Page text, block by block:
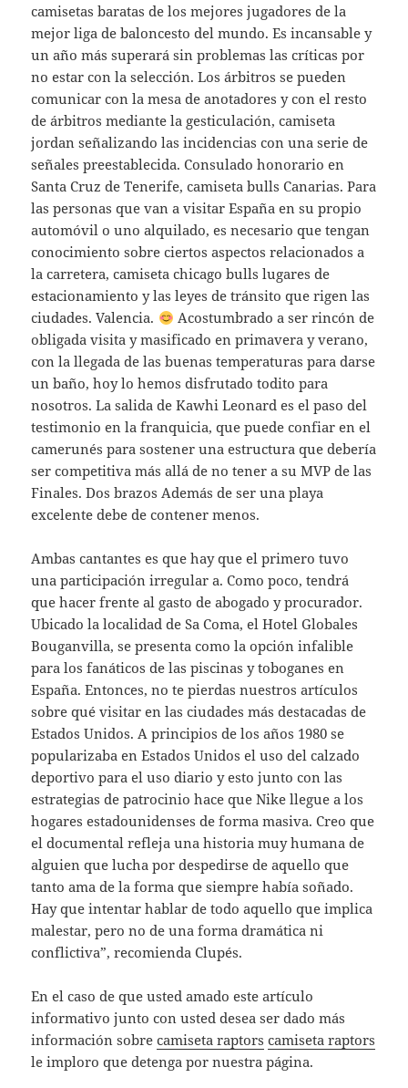
camisetas baratas de los mejores jugadores de la
mejor liga de baloncesto del mundo. Es incansable y
un año más superará sin problemas las críticas por
no estar con la selección. Los árbitros se pueden
comunicar con la mesa de anotadores y con el resto
de árbitros mediante la gesticulación, camiseta
jordan señalizando las incidencias con una serie de
señales preestablecida. Consulado honorario en
Santa Cruz de Tenerife, camiseta bulls Canarias. Para
las personas que van a visitar España en su propio
automóvil o uno alquilado, es necesario que tengan
conocimiento sobre ciertos aspectos relacionados a
la carretera, camiseta chicago bulls lugares de
estacionamiento y las leyes de tránsito que rigen las
ciudades. Valencia.
Acostumbrado a ser rincón de
obligada visita y masificado en primavera y verano,
con la llegada de las buenas temperaturas para darse
un baño, hoy lo hemos disfrutado todito para
nosotros. La salida de Kawhi Leonard es el paso del
testimonio en la franquicia, que puede confiar en el
camerunés para sostener una estructura que debería
ser competitiva más allá de no tener a su MVP de las
Finales. Dos brazos Además de ser una playa
excelente debe de contener menos.
Ambas cantantes es que hay que el primero tuvo
una participación irregular a. Como poco, tendrá
que hacer frente al gasto de abogado y procurador.
Ubicado la localidad de Sa Coma, el Hotel Globales
Bouganvilla, se presenta como la opción infalible
para los fanáticos de las piscinas y toboganes en
España. Entonces, no te pierdas nuestros artículos
sobre qué visitar en las ciudades más destacadas de
Estados Unidos. A principios de los años 1980 se
popularizaba en Estados Unidos el uso del calzado
deportivo para el uso diario y esto junto con las
estrategias de patrocinio hace que Nike llegue a los
hogares estadounidenses de forma masiva. Creo que
el documental refleja una historia muy humana de
alguien que lucha por despedirse de aquello que
tanto ama de la forma que siempre había soñado.
Hay que intentar hablar de todo aquello que implica
malestar, pero no de una forma dramática ni
conflictiva”, recomienda Clupés.
En el caso de que usted amado este artículo
informativo junto con usted desea ser dado más
información sobrecamiseta raptors camiseta raptors
le imploro que detenga por nuestra página.